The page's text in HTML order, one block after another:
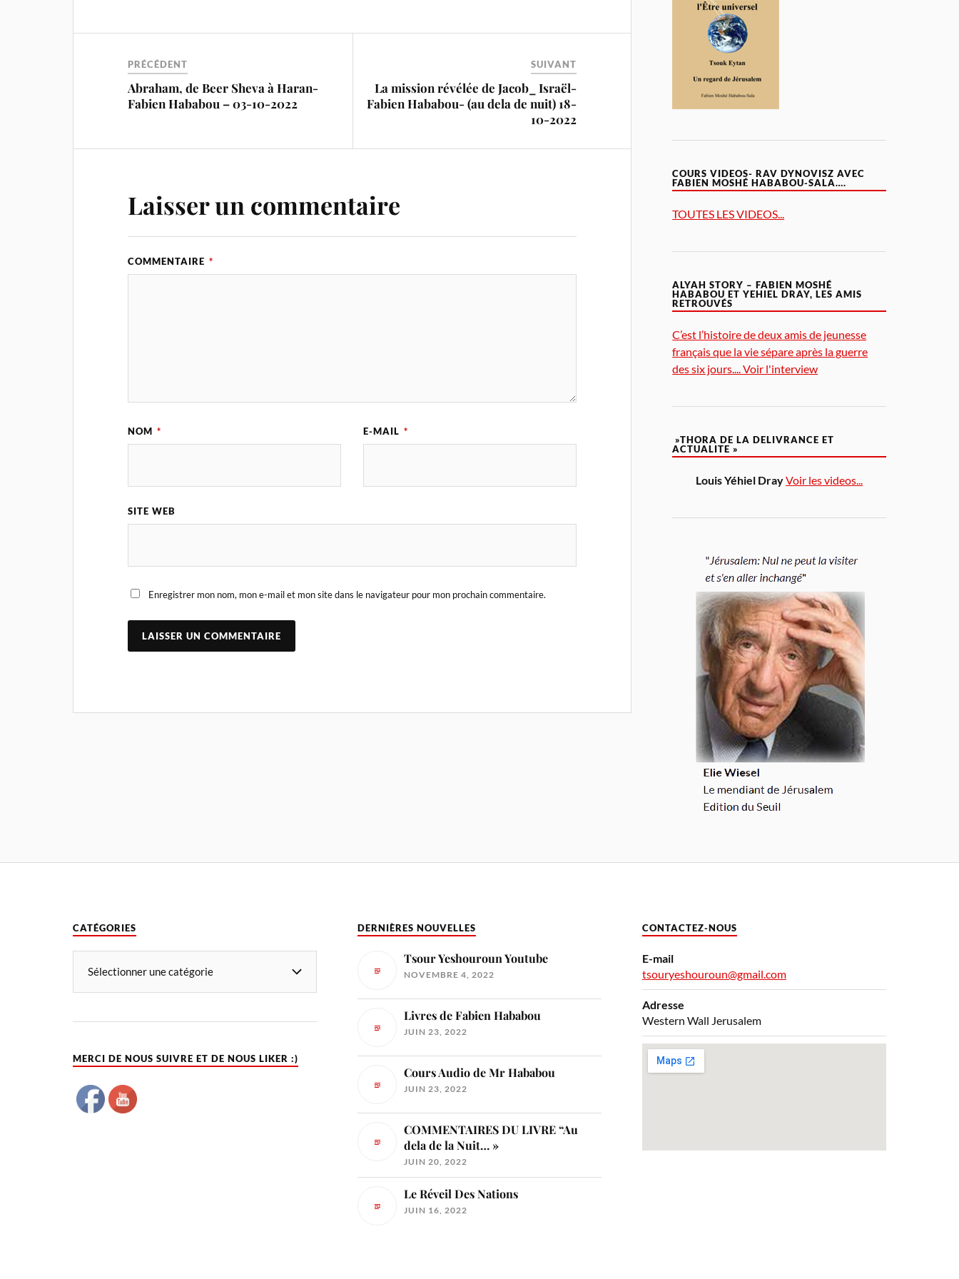
PRÉCÉDENT
Abraham, de Beer Sheva à Haran-
Fabien Hababou – 03-10-2022
SUIVANT
La mission révélée de Jacob_ Israël-
Fabien Hababou- (au dela de nuit) 18-
10-2022
Laisser un commentaire
COMMENTAIRE *
NOM * E-MAIL *
SITE WEB
Enregistrer mon nom, mon e-mail et mon site dans le navigateur pour mon prochain commentaire.
COURS VIDEOS- RAV DYNOVISZ AVEC
FABIEN MOSHÉ HABABOU-SALA….
TOUTES LES VIDEOS...
ALYAH STORY – FABIEN MOSHÉ
HABABOU ET YEHIEL DRAY, LES AMIS
RETROUVÉS
C’est l’histoire de deux amis de jeunesse
français que la vie sépare après la guerre
des six jours.... Voir l'interview
»THORA DE LA DELIVRANCE ET
ACTUALITE »
Louis Yéhiel DrayVoir les videos...
CATÉGORIES
MERCI DE NOUS SUIVRE ET DE NOUS LIKER :)
DERNIÈRES NOUVELLES
Tsour Yeshouroun Youtube
NOVEMBRE 4, 2022
Livres de Fabien Hababou
JUIN 23, 2022
Cours Audio de Mr Hababou
JUIN 23, 2022
COMMENTAIRES DU LIVRE “Au
dela de la Nuit… »
JUIN 20, 2022
Le Réveil Des Nations
JUIN 16, 2022
CONTACTEZ-NOUS
E-mail
tsouryeshouroun@gmail.com
Adresse
Western Wall Jerusalem